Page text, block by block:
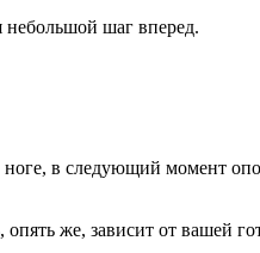
небольшой шаг вперед.
в следующий момент
опять же, зависит от вашей